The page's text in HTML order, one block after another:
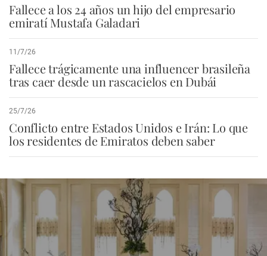
Fallece a los 24 años un hijo del empresario
emiratí Mustafa Galadari
11/7/26
Fallece trágicamente una influencer brasileña
tras caer desde un rascacielos en Dubái
25/7/26
Conflicto entre Estados Unidos e Irán: Lo que
los residentes de Emiratos deben saber